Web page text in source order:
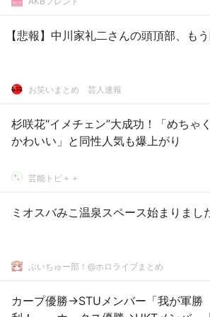
【悲報】中川家礼二さんの頭頂部、も
お笑いまとめ 芸人速報
杉咲花“イメチェン”大成功！「めちゃ
かわいい」と同性人気も爆上がり
芸能トピ＋＋
ミオスバみこ温泉スペース始まりまし
ぶいちゅー部！@ホロライブまとめ
カープ優勝→STUメンバー「我が軍勝